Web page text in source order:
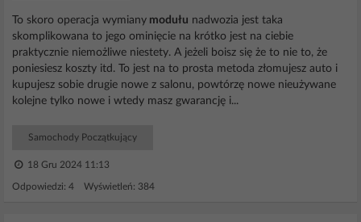
To skoro operacja wymiany modułu nadwozia jest taka
skomplikowana to jego ominięcie na krótko jest na ciebie
praktycznie niemożliwe niestety. A jeżeli boisz się że to nie to, że
poniesiesz koszty itd. To jest na to prosta metoda złomujesz auto i
kupujesz sobie drugie nowe z salonu, powtórzę nowe nieużywane
kolejne tylko nowe i wtedy masz gwarancję i...
Samochody Początkujący
18 Gru 2024 11:13
Odpowiedzi: 4 Wyświetleń: 384